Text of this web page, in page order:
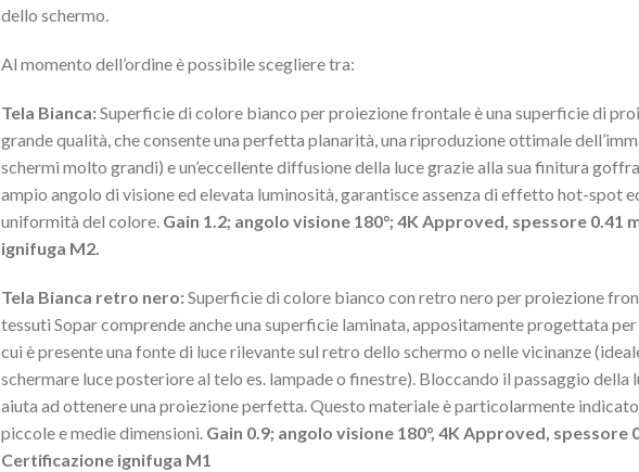
dello schermo.
Al momento dell’ordine è possibile scegliere tra:
Tela Bianca:Superficie di colore bianco per proiezione frontale è una superficie di
grande qualità, che consente una perfetta planarità, una riproduzione ottimale
schermi molto grandi) e un’eccellente diffusione della luce grazie alla sua finitura
ampio angolo di visione ed elevata luminosità, garantisce assenza di effetto hot-spot
uniformità del colore. Gain 1.2; angolo visione 180°; 4K Approved, spessore 0.41
ignifuga M2.
Tela Bianca retro nero:Superficie di colore bianco con retro nero per proiezione
tessuti Sopar comprende anche una superficie laminata, appositamente progettata
cui è presente una fonte di luce rilevante sul retro dello schermo o nelle vicinanze
schermare luce posteriore al telo es. lampade o finestre). Bloccando il passaggio della
aiuta ad ottenere una proiezione perfetta. Questo materiale è particolarmente
piccole e medie dimensioni. Gain 0.9; angolo visione 180°, 4K Approved, spessore
Certificazione ignifuga M1